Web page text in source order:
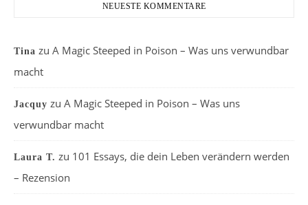
NEUESTE KOMMENTARE
Tina zu A Magic Steeped in Poison – Was uns verwundbar
macht
Jacquy zu A Magic Steeped in Poison – Was uns
verwundbar macht
Laura T. zu 101 Essays, die dein Leben verändern werden
– Rezension